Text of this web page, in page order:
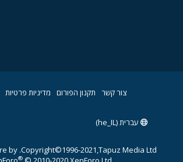
צור קשר תקנון הפורום מדיניות פרטיות
עברית (he_IL)
Copyright©1996-2021,Tapuz Media Ltd.
by
®